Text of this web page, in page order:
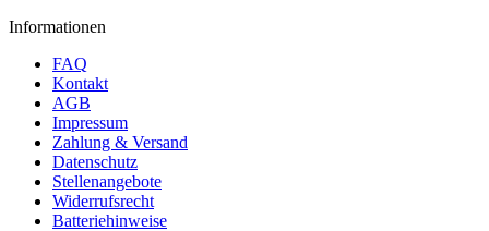
Informationen
FAQ
Kontakt
AGB
Impressum
Zahlung & Versand
Datenschutz
Stellenangebote
Widerrufsrecht
Batteriehinweise